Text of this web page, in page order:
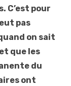
C’est pour
pas
on sait
que les
du
ont